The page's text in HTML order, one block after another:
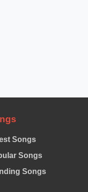
Songs
Songs
Songs